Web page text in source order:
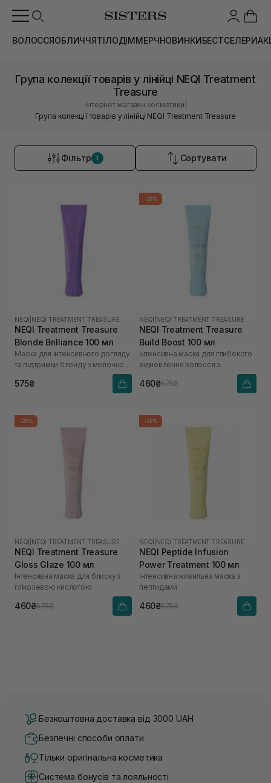
ВОЛОССЯОБЛИЧЧЯТІЛОДІММЕРЧНОВИНКИБЕСТСЕЛЕРИ
Група колекції товарів у лінійці NEQI Treatment
Treasure
Інтернет магазин косметики
Група колекції товарів у лінійці NEQI Treatment Treasure
Фільтр 1 Сортувати
NEQI NEQI TREATMENT TREASURE
NEQI Treatment Treasure
Blonde Brilliance 100 мл
Маска для інтенсивного догляду
та підтримки блонду з молочною
575₴
-20%
NEQI NEQI TREATMENT TREASURE
NEQI Treatment Treasure
Build Boost 100 мл
Інтенсивна маска для глибокого
відновлення волосся з
460₴575₴
-20%
NEQI NEQI TREATMENT TREASURE
NEQI Treatment Treasure
Gloss Glaze 100 мл
Інтенсивна маска для блиску з
гліколевою кислотою
460₴575₴
-20%
NEQI NEQI TREATMENT TREASURE
NEQI Peptide Infusion
Power Treatment 100 мл
Інтенсивна живильна маска з
пептидами
460₴575₴
Безкоштовна доставка від 3000 UAH
Безпечні способи оплати
Тільки оригінальна косметика
Система бонусів та лояльності